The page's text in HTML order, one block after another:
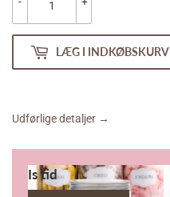
LÆG I INDKØBSKURV
Udførlige detaljer →
Is tid